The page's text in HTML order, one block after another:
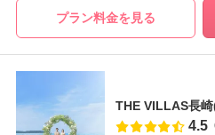
プラン料金を見る
THE VILLAS長
4.5